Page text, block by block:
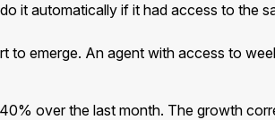
it automatically if it had access to the
to emerge. An agent with access to
over the last month. The growth